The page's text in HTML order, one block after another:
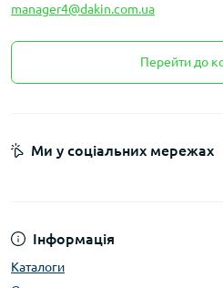
manager4@dakin.com.ua
Перейти до
Інформація
Каталоги
Ми у соціальних мережах